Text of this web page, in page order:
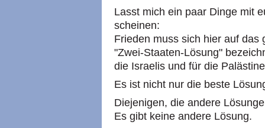
Lasst mich ein paar Dinge mit
scheinen:
Frieden muss sich hier auf das
"Zwei-Staaten-Lösung"
die Israelis und für die
Es ist nicht nur die beste
Diejenigen, die andere
Es gibt keine andere Lösung.